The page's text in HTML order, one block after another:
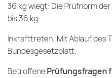
36 kg wiegt: Die Prüfnorm
bis 36 kg ...
Inkrafttreten: Mit Ablauf des
Bundesgesetzblatt.
BetroffenePrüfungsfragen